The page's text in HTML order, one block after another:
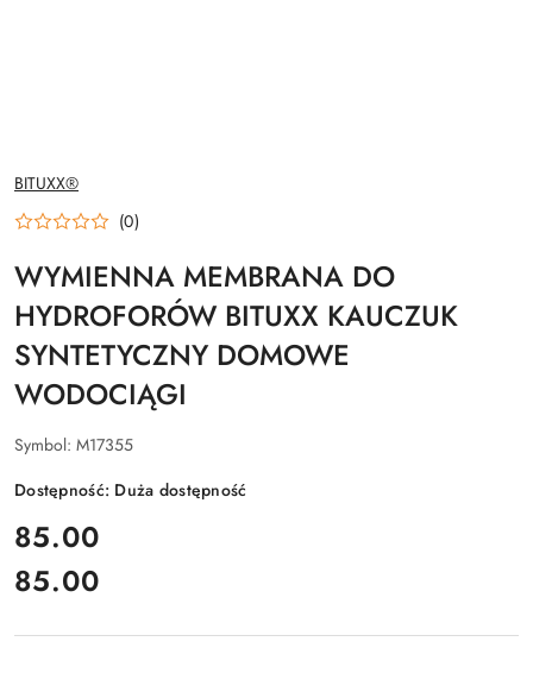
NAZWA
PRODUCENTA:
BITUXX®
(0)
WYMIENNA MEMBRANA DO
HYDROFORÓW BITUXX KAUCZUK
SYNTETYCZNY DOMOWE
WODOCIĄGI
Symbol: M17355
Dostępność: Duża dostępność
cena:
85.00
Cena:
85.00